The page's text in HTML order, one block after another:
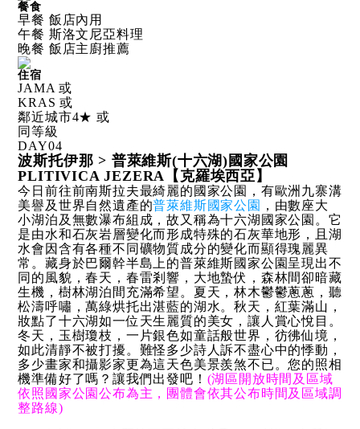
餐食
早餐 飯店內用
午餐 斯洛文尼亞料理
晚餐 飯店主廚推薦
住宿
JAMA 或
KRAS 或
鄰近城市4★ 或
同等級
DAY04
波斯托伊那 > 普萊維斯(十六湖)國家公園
PLITIVICA JEZERA【克羅埃西亞】
今日前往前南斯拉夫最綺麗的國家公園，有歐洲九寨溝
美譽及世界自然遺產的普萊維斯國家公園
，由數座大
小湖泊及無數瀑布組成，故又稱為十六湖國家公園。它
是由水和石灰岩層變化而形成特殊的石灰華地形，且湖
水會因含有各種不同礦物質成分的變化而顯得瑰麗異
常。藏身於巴爾幹半島上的普萊維斯國家公園呈現出不
同的風貌，春天，春雷剎響，大地蟄伏，森林間卻暗藏
生機，樹林湖泊間充滿希望。夏天，林木鬱鬱蔥蔥，聽
松濤呼嘯，萬綠烘托出湛藍的湖水。秋天，紅葉滿山，
妝點了十六湖如一位天生麗質的美女，讓人賞心悅目。
冬天，玉樹瓊枝，一片銀色如童話般世界，彷彿仙境，
如此清靜不被打擾。難怪多少詩人訴不盡心中的悸動，
多少畫家和攝影家更為這天色美景羨煞不已。您的照相
機準備好了嗎？讓我們出發吧！ (湖區開放時間及區域
依照國家公園公布為主，團體會依其公布時間及區域調
整路線)